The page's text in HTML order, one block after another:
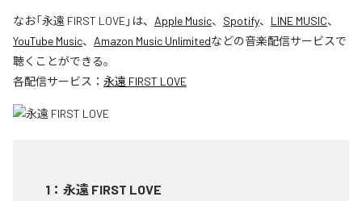
なお「永遠 FIRST LOVE」は、 Apple Music、 Spotify、 LINE MUSIC、
YouTube Music、 Amazon Music Unlimitedなどの音楽配信サービスで
聴くことができる。
各配信サービス： 永遠 FIRST LOVE
1 ： 永遠 FIRST LOVE